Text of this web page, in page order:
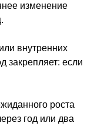
изменение
внутренних
закрепляет: если
роста
год или два